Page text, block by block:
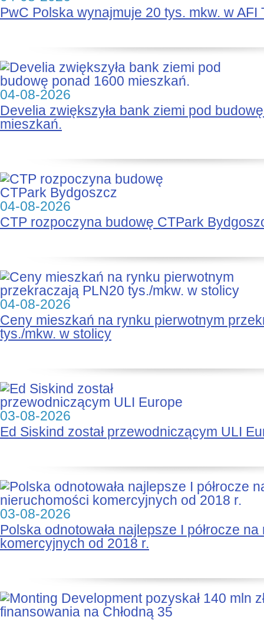
PwC Polska wynajmuje 20 tys. mkw. w AFI
04-08-2026
Develia zwiększyła bank ziemi pod
mieszkań.
04-08-2026
CTP rozpoczyna budowę CTPark
04-08-2026
Ceny mieszkań na rynku pierwotnym
tys./mkw. w stolicy
03-08-2026
Ed Siskind został przewodniczącym ULI
03-08-2026
Polska odnotowała najlepsze I półrocze
komercyjnych od 2018 r.